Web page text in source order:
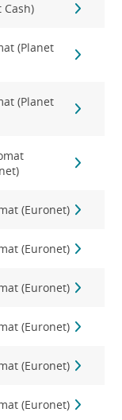
Cash)
(Planet
(Planet
(Euronet)
(Euronet)
(Euronet)
(Euronet)
(Euronet)
(Euronet)